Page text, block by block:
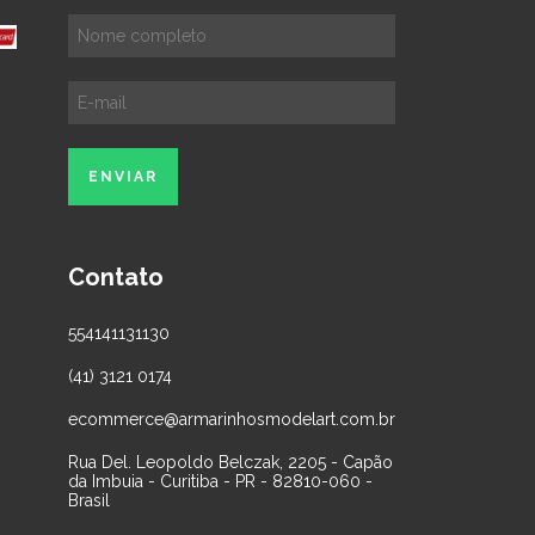
Contato
554141131130
(41) 3121 0174
ecommerce@armarinhosmodelart.com.br
Rua Del. Leopoldo Belczak, 2205 - Capão
da Imbuia - Curitiba - PR - 82810-060 -
Brasil